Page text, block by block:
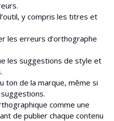
y compris les titres et
les erreurs d’orthographe
les suggestions de style et
ton de la marque, même si
comme une
de publier chaque contenu